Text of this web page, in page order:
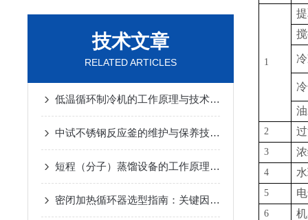
技术文章
RELATED ARTICLES
低温循环制冷机的工作原理与技术优势
中试不锈钢反应釜的维护与保养技巧 2025-01-10
短程（分子）蒸馏设备的工作原理及应用 2024-12-07
密闭加热循环器选型指南：关键因素与考量 2024-11-14
1
2
3
4
5
6